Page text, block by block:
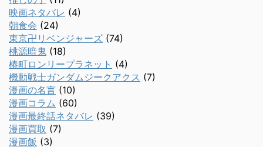
映画ネタバレ (4)
朝食会 (24)
東京卍リベンジャーズ (74)
桃源暗鬼 (18)
椿町ロンリープラネット (4)
機動戦士ガンダムジークアクス (7)
漫画の名言 (10)
漫画コラム (60)
漫画最終話ネタバレ (39)
漫画買取 (7)
漫画飯 (3)